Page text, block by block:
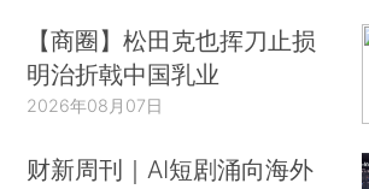
【商圈】松田克也挥刀止损
明治折戟中国乳业
2026年08月07日
财新周刊｜AI短剧涌向海外